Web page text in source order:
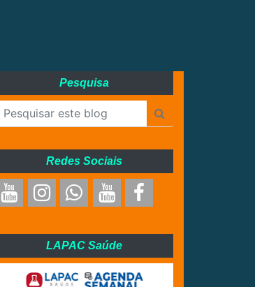
Pesquisa
Redes Sociais
LAPAC Saúde